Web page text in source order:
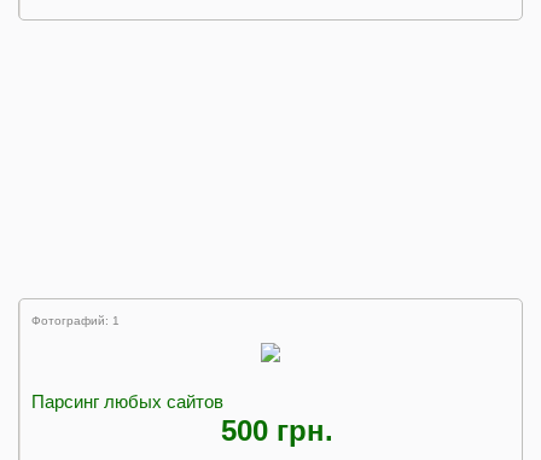
Фотографий: 1
Парсинг любых сайтов
500 грн.